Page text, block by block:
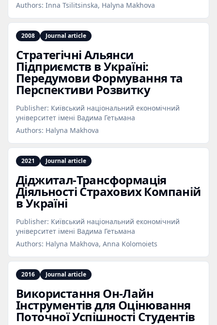
Authors: Inna Tsilitsinska, Halyna Makhova
2008 Journal article
Стратегічні Альянси
Підприємств в Україні:
Передумови Формування та
Перспективи Розвитку
Publisher: Київський національний економічний
університет імені Вадима Гетьмана
Authors: Halyna Makhova
2021 Journal article
Діджитал‑Трансформація
Діяльності Страхових Компаній
в Україні
Publisher: Київський національний економічний
університет імені Вадима Гетьмана
Authors: Halyna Makhova, Anna Kolomoiets
2016 Journal article
Використання Он‑Лайн
Інструментів для Оцінювання
Поточної Успішності Студентів